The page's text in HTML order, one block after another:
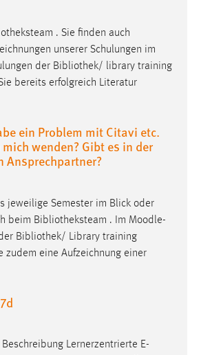
. Sie finden auch
unserer Schulungen im
der Bibliothek/ library training
bereits erfolgreich Literatur
ein Problem mit Citavi etc.
wenden? Gibt es in der
Ansprechpartner?
jeweilige Semester im Blick oder
beim Bibliotheksteam . Im Moodle-
der Bibliothek/ Library training
zudem eine Aufzeichnung einer
Beschreibung Lernerzentrierte E-
werden von Drittanbietern
Werbung anzuzeigen.
sie Besucher über Websites